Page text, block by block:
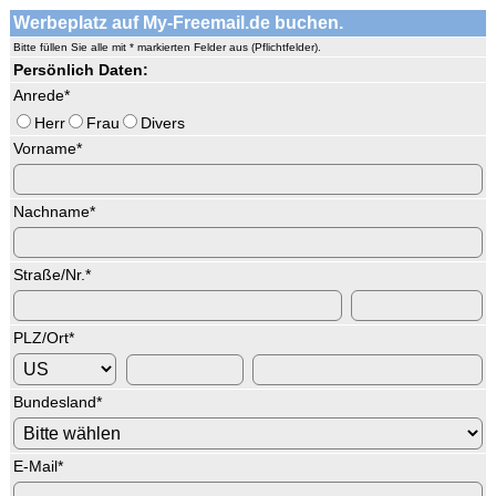
Werbeplatz auf My-Freemail.de buchen.
Bitte füllen Sie alle mit * markierten Felder aus (Pflichtfelder).
Persönlich Daten:
Anrede*
Herr
Frau
Divers
Vorname*
Nachname*
Straße/Nr.*
PLZ/Ort*
Bundesland*
E-Mail*